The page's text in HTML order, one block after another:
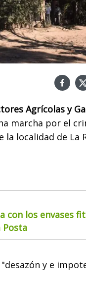
Agrícolas y
marcha por el
localidad de La
con los envases
Posta
y e